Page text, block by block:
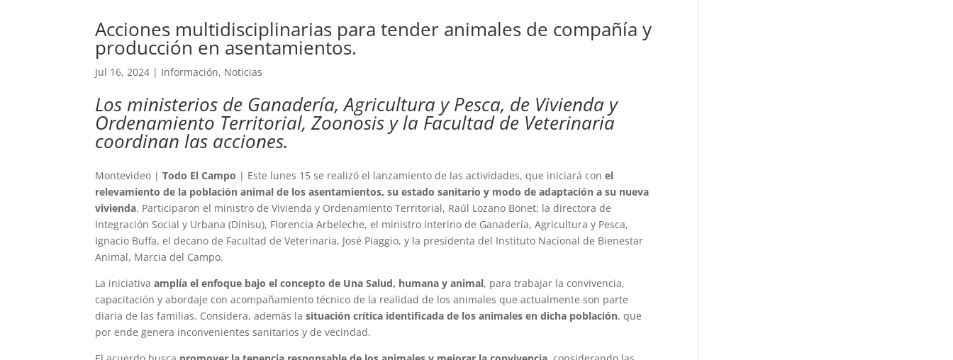
Acciones multidisciplinarias para tender animales de compañía y
producción en asentamientos.
Jul 16, 2024 | Información, Noticias
Los ministerios de Ganadería, Agricultura y Pesca, de Vivienda y
Ordenamiento Territorial, Zoonosis y la Facultad de Veterinaria
coordinan las acciones.
Montevideo |Todo El Campo | Este lunes 15 se realizó el lanzamiento de las actividades, que iniciará conel
relevamiento de la población animal de los asentamientos, su estado sanitario y modo de adaptación a su nueva
vivienda. Participaron el ministro de Vivienda y Ordenamiento Territorial, Raúl Lozano Bonet; la directora de
Integración Social y Urbana (Dinisu), Florencia Arbeleche, el ministro interino de Ganadería, Agricultura y Pesca,
Ignacio Buffa, el decano de Facultad de Veterinaria, José Piaggio, y la presidenta del Instituto Nacional de Bienestar
Animal, Marcia del Campo.
La iniciativaamplía el enfoque bajo el concepto de Una Salud, humana y animal, para trabajar la convivencia,
capacitación y abordaje con acompañamiento técnico de la realidad de los animales que actualmente son parte
diaria de las familias. Considera, además lasituación crítica identificada de los animales en dicha población, que
por ende genera inconvenientes sanitarios y de vecindad.